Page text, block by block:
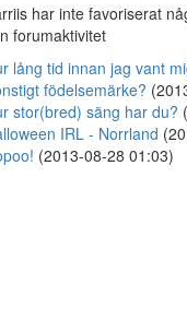
har inte favoriserat
forumaktivitet
lång tid innan jag vant
födelsemärke?
stor(bred) säng har du?
IRL - Norrland
(2013-08-28 01:03)